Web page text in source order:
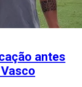
antes